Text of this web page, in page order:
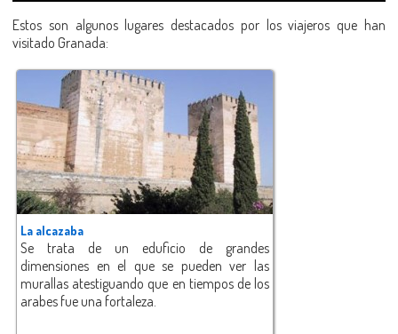
Estos son algunos lugares destacados por los viajeros que han
visitado Granada:
La alcazaba
Se trata de un eduficio de grandes
dimensiones en el que se pueden ver las
murallas atestiguando que en tiempos de los
arabes fue una fortaleza.